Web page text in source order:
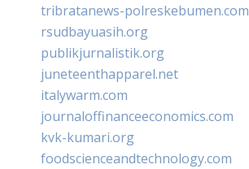
tribratanews-polreskebumen.com
rsudbayuasih.org
publikjurnalistik.org
juneteenthapparel.net
italywarm.com
journaloffinanceeconomics.com
kvk-kumari.org
foodscienceandtechnology.com